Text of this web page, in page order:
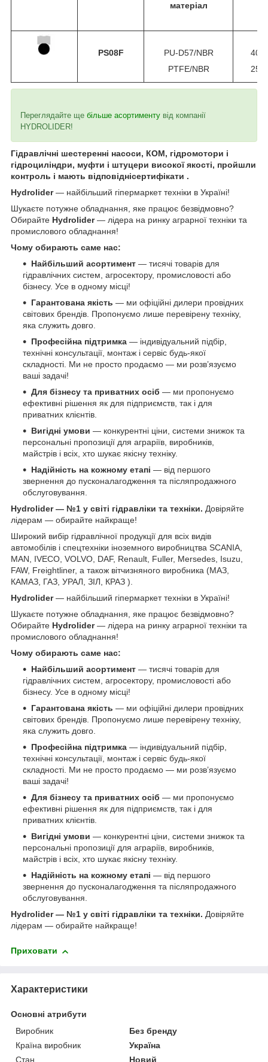
матеріал
PS08F
PU-D57/NBR
PTFE/NBR
400
250
Переглядайте ще більше асортименту від компанії
HYDROLIDER!
Гідравлічні шестеренні насоси, КОМ, гідромотори і
гідроциліндри, муфти і штуцери високої якості, пройшли
контроль і мають відповіднісертифікати .
Hydrolider— найбільший гіпермаркет техніки в Україні!
Шукаєте потужне обладнання, яке працює безвідмовно?
Обирайте Hydrolider— лідера на ринку аграрної техніки та
промислового обладнання!
Чому обирають саме нас:
Найбільший асортимент — тисячі товарів для
гідравлічних систем, агросектору, промисловості або
бізнесу. Усе в одному місці!
Гарантована якість — ми офіційні дилери провідних
світових брендів. Пропонуємо лише перевірену техніку,
яка служить довго.
Професійна підтримка — індивідуальний підбір,
технічні консультації, монтаж і сервіс будь-якої
складності. Ми не просто продаємо — ми розв’язуємо
ваші задачі!
Для бізнесу та приватних осіб — ми пропонуємо
ефективні рішення як для підприємств, так і для
приватних клієнтів.
Вигідні умови — конкурентні ціни, системи знижок та
персональні пропозиції для аграріїв, виробників,
майстрів і всіх, хто шукає якісну техніку.
Надійність на кожному етапі — від першого
звернення до пусконалагодження та післяпродажного
обслуговування.
Hydrolider — №1 у світі гідравліки та техніки. Довіряйте
лідерам — обирайте найкраще!
Широкий вибір гідравлічної продукції для всіх видів
автомобілів і спецтехніки іноземного виробництва SCANIA,
MAN, IVECO, VOLVO, DAF, Renault, Fuller, Mersedes, Isuzu,
FAW, Freightliner, а також вітчизняного виробника (МАЗ,
КАМАЗ, ГАЗ, УРАЛ, ЗІЛ, КРАЗ ).
Hydrolider— найбільший гіпермаркет техніки в Україні!
Шукаєте потужне обладнання, яке працює безвідмовно?
Обирайте Hydrolider— лідера на ринку аграрної техніки та
промислового обладнання!
Чому обирають саме нас:
Найбільший асортимент — тисячі товарів для
гідравлічних систем, агросектору, промисловості або
бізнесу. Усе в одному місці!
Гарантована якість — ми офіційні дилери провідних
світових брендів. Пропонуємо лише перевірену техніку,
яка служить довго.
Професійна підтримка — індивідуальний підбір,
технічні консультації, монтаж і сервіс будь-якої
складності. Ми не просто продаємо — ми розв’язуємо
ваші задачі!
Для бізнесу та приватних осіб — ми пропонуємо
ефективні рішення як для підприємств, так і для
приватних клієнтів.
Вигідні умови — конкурентні ціни, системи знижок та
персональні пропозиції для аграріїв, виробників,
майстрів і всіх, хто шукає якісну техніку.
Надійність на кожному етапі — від першого
звернення до пусконалагодження та післяпродажного
обслуговування.
Hydrolider — №1 у світі гідравліки та техніки. Довіряйте
лідерам — обирайте найкраще!
Приховати
Характеристики
Основні атрибути
Виробник
Без бренду
Країна виробник
Україна
Стан
Новий